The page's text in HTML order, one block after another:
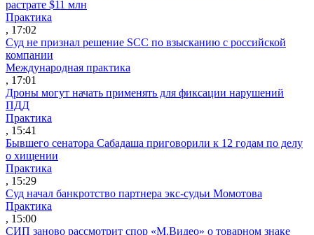
растрате $11 млн
Практика
, 17:02
Суд не признал решение SCC по взысканию с российской
компании
Международная практика
, 17:01
Дроны могут начать применять для фиксации нарушений
ПДД
Практика
, 15:41
Бывшего сенатора Сабадаша приговорили к 12 годам по делу
о хищении
Практика
, 15:29
Суд начал банкротство партнера экс-судьи Момотова
Практика
, 15:00
СИП заново рассмотрит спор «М.Видео» о товарном знаке